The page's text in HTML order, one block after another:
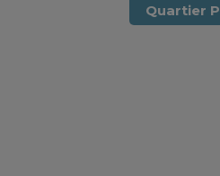
Quartier